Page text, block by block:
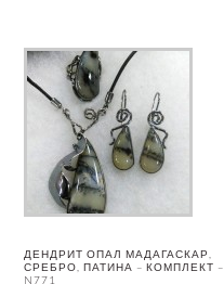
ДЕНДРИТ ОПАЛ МАДАГАСКАР,
СРЕБРО, ПАТИНА – КОМПЛЕКТ –
N771